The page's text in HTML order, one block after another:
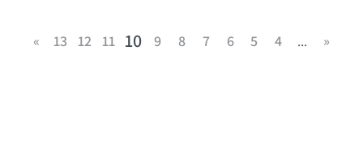
«
...
4
5
6
7
8
9
10
11
12
13
»